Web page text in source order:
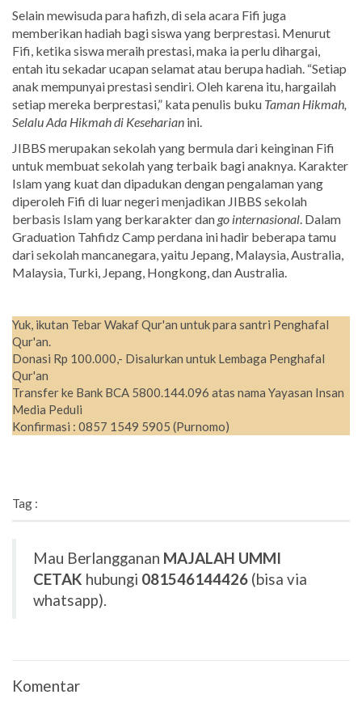
Selain mewisuda para hafizh, di sela acara Fifi juga
memberikan hadiah bagi siswa yang berprestasi. Menurut
Fifi, ketika siswa meraih prestasi, maka ia perlu dihargai,
entah itu sekadar ucapan selamat atau berupa hadiah. “Setiap
anak mempunyai prestasi sendiri. Oleh karena itu, hargailah
setiap mereka berprestasi,” kata penulis buku Taman Hikmah,
Selalu Ada Hikmah di Keseharian ini.
JIBBS merupakan sekolah yang bermula dari keinginan Fifi
untuk membuat sekolah yang terbaik bagi anaknya. Karakter
Islam yang kuat dan dipadukan dengan pengalaman yang
diperoleh Fifi di luar negeri menjadikan JIBBS sekolah
berbasis Islam yang berkarakter dan go internasional. Dalam
Graduation Tahfidz Camp perdana ini hadir beberapa tamu
dari sekolah mancanegara, yaitu Jepang, Malaysia, Australia,
Malaysia, Turki, Jepang, Hongkong, dan Australia.
Yuk, ikutan Tebar Wakaf Qur'an untuk para santri Penghafal
Qur'an.
Donasi Rp 100.000,- Disalurkan untuk Lembaga Penghafal
Qur'an
Transfer ke Bank BCA 5800.144.096 atas nama Yayasan Insan
Media Peduli
Konfirmasi : 0857 1549 5905 (Purnomo)
Tag :
Mau Berlangganan MAJALAH UMMI
CETAK hubungi 081546144426 (bisa via
whatsapp).
Komentar